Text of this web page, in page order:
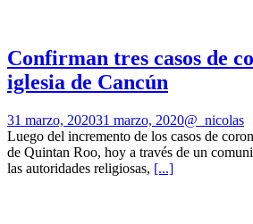
Confirman tres casos de
iglesia de Cancún
31 marzo, 202031 marzo, 2020@_nicolas
Luego del incremento de los casos de
de Quintan Roo, hoy a través de un
las autoridades religiosas, [...]